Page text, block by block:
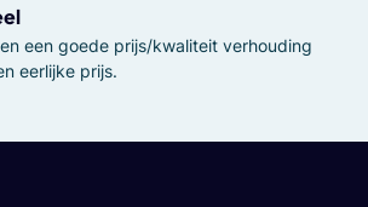
een goede prijs/kwaliteit verhouding
eerlijke prijs.